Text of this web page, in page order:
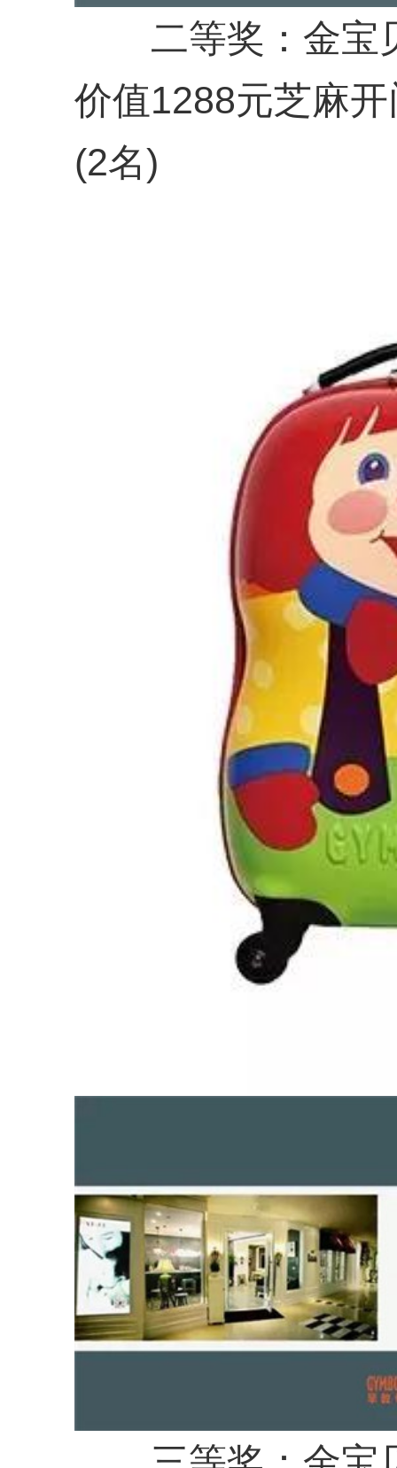
二等奖：金宝
价值1288元芝麻
(2名)